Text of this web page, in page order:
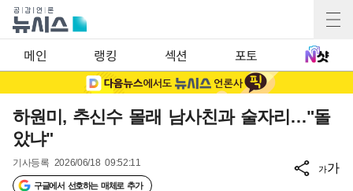
메인 랭킹 섹션 포토
하원미, 추신수 몰래 남사친과 술자리…"돌
았냐"
기사등록 2026/06/18 09:52:11
구글에서 선호하는 매체로 추가
가가